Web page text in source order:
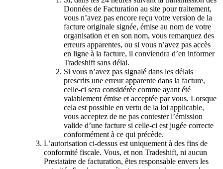
Données de Facturation au site pour traitement,
vous n’avez pas encore reçu votre version de la
facture originale signée, émise au nom de votre
organisation et en son nom, vous remarquez des
erreurs apparentes, ou si vous n’avez pas accès
en ligne à la facture, il conviendra d’en informer
Tradeshift sans délai.
Si vous n’avez pas signalé dans les délais
prescrits une erreur apparente dans la facture,
celle-ci sera considérée comme ayant été
valablement émise et acceptée par vous. Lorsque
cela est possible en vertu de la loi applicable,
vous acceptez de ne pas contester l’émission
valide d’une facture si celle-ci est jugée correcte
conformément à ce qui précède.
L’autorisation ci-dessus est uniquement à des fins de
conformité fiscale. Vous, et non Tradeshift, ni aucun
Prestataire de facturation, êtes responsable envers les